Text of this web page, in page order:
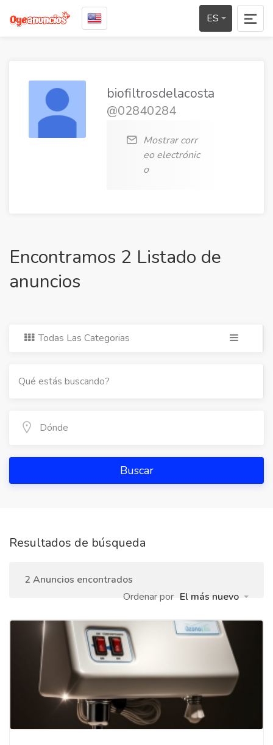
ES
biofiltrosdelacosta
@02840284
Mostrar corr
eo electrónic
o
Encontramos 2 Listado de
anuncios
Todas Las Categorias
Buscar
Resultados de búsqueda
2 Anuncios encontrados
Ordenar por El más nuevo